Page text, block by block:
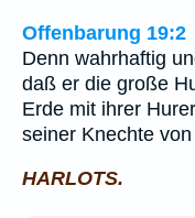
Offenbarung 19:2
Denn wahrhaftig
daß er die große
Erde mit ihrer
seiner Knechte
HARLOTS.